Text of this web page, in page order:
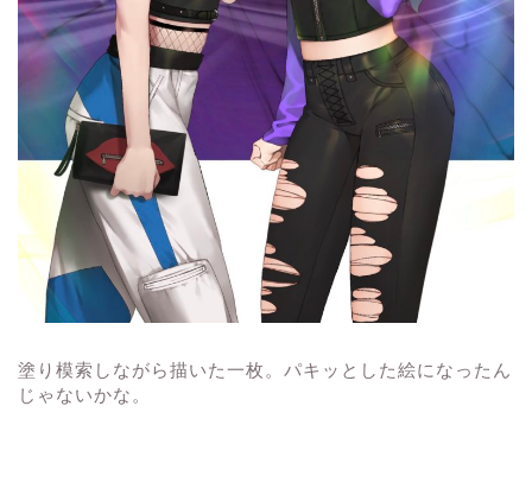
塗り模索しながら描いた一枚。パキッとした絵になったん
じゃないかな。